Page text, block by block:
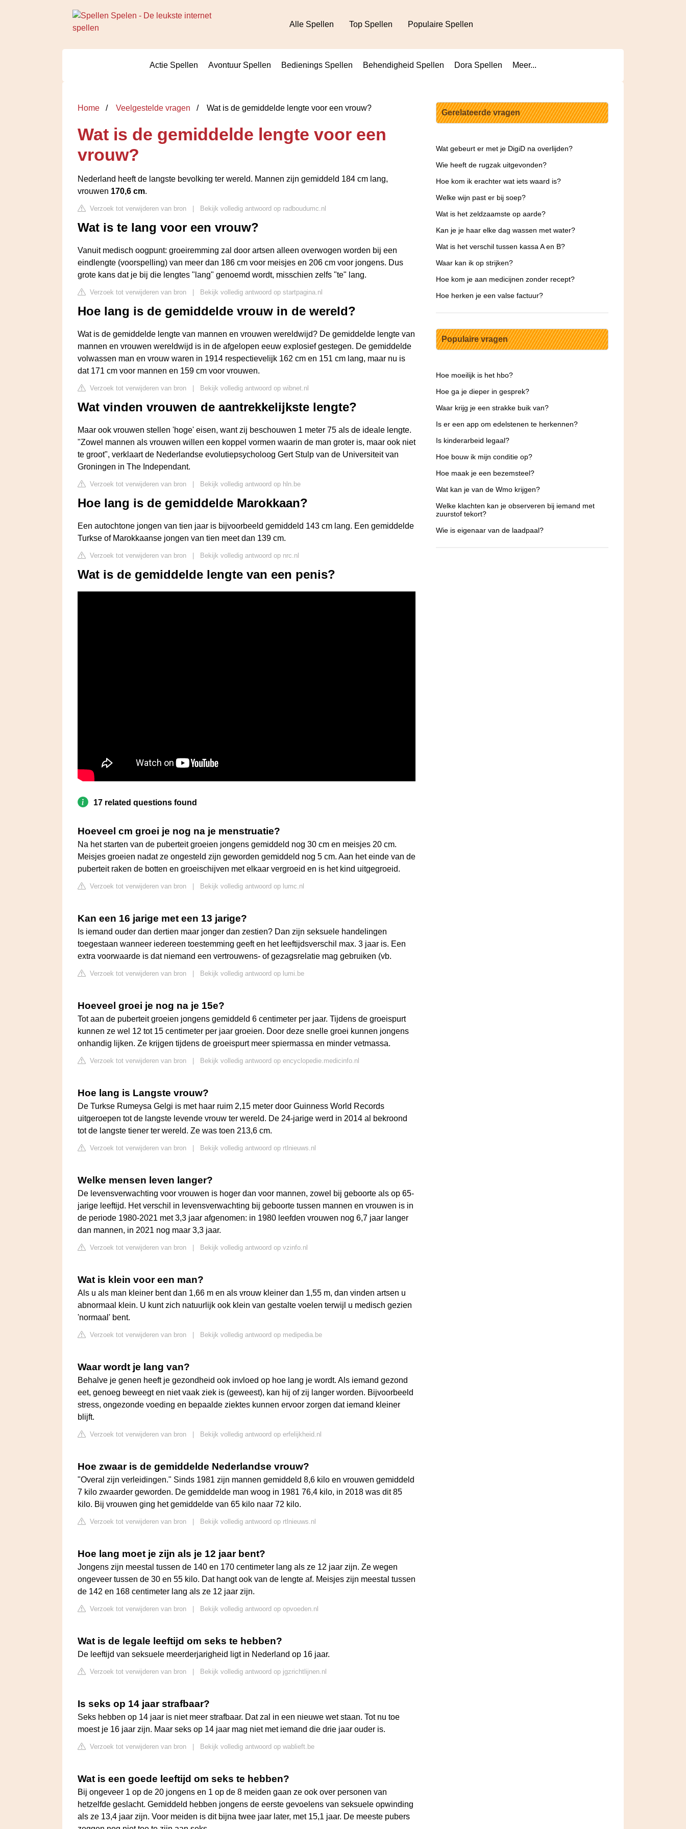
Alle Spellen Top Spellen Populaire Spellen
Actie Spellen Avontuur Spellen Bedienings Spellen Behendigheid Spellen Dora Spellen Meer...
Home Veelgestelde vragen Wat is de gemiddelde lengte voor een vrouw?
Wat is de gemiddelde lengte voor een
vrouw?
Nederland heeft de langste bevolking ter wereld. Mannen zijn gemiddeld 184 cm lang,
vrouwen 170,6 cm.
Verzoek tot verwijderen van bron Bekijk volledig antwoord op radboudumc.nl
Wat is te lang voor een vrouw?
Vanuit medisch oogpunt: groeiremming zal door artsen alleen overwogen worden bij een
eindlengte (voorspelling) van meer dan 186 cm voor meisjes en 206 cm voor jongens. Dus
grote kans dat je bij die lengtes "lang" genoemd wordt, misschien zelfs "te" lang.
Verzoek tot verwijderen van bron Bekijk volledig antwoord op startpagina.nl
Hoe lang is de gemiddelde vrouw in de wereld?
Wat is de gemiddelde lengte van mannen en vrouwen wereldwijd? De gemiddelde lengte van
mannen en vrouwen wereldwijd is in de afgelopen eeuw explosief gestegen. De gemiddelde
volwassen man en vrouw waren in 1914 respectievelijk 162 cm en 151 cm lang, maar nu is
dat 171 cm voor mannen en 159 cm voor vrouwen.
Verzoek tot verwijderen van bron Bekijk volledig antwoord op wibnet.nl
Wat vinden vrouwen de aantrekkelijkste lengte?
Maar ook vrouwen stellen 'hoge' eisen, want zij beschouwen 1 meter 75 als de ideale lengte.
"Zowel mannen als vrouwen willen een koppel vormen waarin de man groter is, maar ook niet
te groot", verklaart de Nederlandse evolutiepsycholoog Gert Stulp van de Universiteit van
Groningen in The Independant.
Verzoek tot verwijderen van bron Bekijk volledig antwoord op hln.be
Hoe lang is de gemiddelde Marokkaan?
Een autochtone jongen van tien jaar is bijvoorbeeld gemiddeld 143 cm lang. Een gemiddelde
Turkse of Marokkaanse jongen van tien meet dan 139 cm.
Verzoek tot verwijderen van bron Bekijk volledig antwoord op nrc.nl
Wat is de gemiddelde lengte van een penis?
17 related questions found
Hoeveel cm groei je nog na je menstruatie?
Na het starten van de puberteit groeien jongens gemiddeld nog 30 cm en meisjes 20 cm.
Meisjes groeien nadat ze ongesteld zijn geworden gemiddeld nog 5 cm. Aan het einde van de
puberteit raken de botten en groeischijven met elkaar vergroeid en is het kind uitgegroeid.
Verzoek tot verwijderen van bron Bekijk volledig antwoord op lumc.nl
Kan een 16 jarige met een 13 jarige?
Is iemand ouder dan dertien maar jonger dan zestien? Dan zijn seksuele handelingen
toegestaan wanneer iedereen toestemming geeft en het leeftijdsverschil max. 3 jaar is. Een
extra voorwaarde is dat niemand een vertrouwens- of gezagsrelatie mag gebruiken (vb.
Verzoek tot verwijderen van bron Bekijk volledig antwoord op lumi.be
Hoeveel groei je nog na je 15e?
Tot aan de puberteit groeien jongens gemiddeld 6 centimeter per jaar. Tijdens de groeispurt
kunnen ze wel 12 tot 15 centimeter per jaar groeien. Door deze snelle groei kunnen jongens
onhandig lijken. Ze krijgen tijdens de groeispurt meer spiermassa en minder vetmassa.
Verzoek tot verwijderen van bron Bekijk volledig antwoord op encyclopedie.medicinfo.nl
Hoe lang is Langste vrouw?
De Turkse Rumeysa Gelgi is met haar ruim 2,15 meter door Guinness World Records
uitgeroepen tot de langste levende vrouw ter wereld. De 24-jarige werd in 2014 al bekroond
tot de langste tiener ter wereld. Ze was toen 213,6 cm.
Verzoek tot verwijderen van bron Bekijk volledig antwoord op rtlnieuws.nl
Welke mensen leven langer?
De levensverwachting voor vrouwen is hoger dan voor mannen, zowel bij geboorte als op 65-
jarige leeftijd. Het verschil in levensverwachting bij geboorte tussen mannen en vrouwen is in
de periode 1980-2021 met 3,3 jaar afgenomen: in 1980 leefden vrouwen nog 6,7 jaar langer
dan mannen, in 2021 nog maar 3,3 jaar.
Verzoek tot verwijderen van bron Bekijk volledig antwoord op vzinfo.nl
Wat is klein voor een man?
Als u als man kleiner bent dan 1,66 m en als vrouw kleiner dan 1,55 m, dan vinden artsen u
abnormaal klein. U kunt zich natuurlijk ook klein van gestalte voelen terwijl u medisch gezien
'normaal' bent.
Verzoek tot verwijderen van bron Bekijk volledig antwoord op medipedia.be
Waar wordt je lang van?
Behalve je genen heeft je gezondheid ook invloed op hoe lang je wordt. Als iemand gezond
eet, genoeg beweegt en niet vaak ziek is (geweest), kan hij of zij langer worden. Bijvoorbeeld
stress, ongezonde voeding en bepaalde ziektes kunnen ervoor zorgen dat iemand kleiner
blijft.
Verzoek tot verwijderen van bron Bekijk volledig antwoord op erfelijkheid.nl
Hoe zwaar is de gemiddelde Nederlandse vrouw?
"Overal zijn verleidingen." Sinds 1981 zijn mannen gemiddeld 8,6 kilo en vrouwen gemiddeld
7 kilo zwaarder geworden. De gemiddelde man woog in 1981 76,4 kilo, in 2018 was dit 85
kilo. Bij vrouwen ging het gemiddelde van 65 kilo naar 72 kilo.
Verzoek tot verwijderen van bron Bekijk volledig antwoord op rtlnieuws.nl
Hoe lang moet je zijn als je 12 jaar bent?
Jongens zijn meestal tussen de 140 en 170 centimeter lang als ze 12 jaar zijn. Ze wegen
ongeveer tussen de 30 en 55 kilo. Dat hangt ook van de lengte af. Meisjes zijn meestal tussen
de 142 en 168 centimeter lang als ze 12 jaar zijn.
Verzoek tot verwijderen van bron Bekijk volledig antwoord op opvoeden.nl
Wat is de legale leeftijd om seks te hebben?
De leeftijd van seksuele meerderjarigheid ligt in Nederland op 16 jaar.
Verzoek tot verwijderen van bron Bekijk volledig antwoord op jgzrichtlijnen.nl
Is seks op 14 jaar strafbaar?
Seks hebben op 14 jaar is niet meer strafbaar. Dat zal in een nieuwe wet staan. Tot nu toe
moest je 16 jaar zijn. Maar seks op 14 jaar mag niet met iemand die drie jaar ouder is.
Verzoek tot verwijderen van bron Bekijk volledig antwoord op wablieft.be
Wat is een goede leeftijd om seks te hebben?
Bij ongeveer 1 op de 20 jongens en 1 op de 8 meiden gaan ze ook over personen van
hetzelfde geslacht. Gemiddeld hebben jongens de eerste gevoelens van seksuele opwinding
als ze 13,4 jaar zijn. Voor meiden is dit bijna twee jaar later, met 15,1 jaar. De meeste pubers
Gerelateerde vragen
Wat gebeurt er met je DigiD na overlijden?
Wie heeft de rugzak uitgevonden?
Hoe kom ik erachter wat iets waard is?
Welke wijn past er bij soep?
Wat is het zeldzaamste op aarde?
Kan je je haar elke dag wassen met water?
Wat is het verschil tussen kassa A en B?
Waar kan ik op strijken?
Hoe kom je aan medicijnen zonder recept?
Hoe herken je een valse factuur?
Populaire vragen
Hoe moeilijk is het hbo?
Hoe ga je dieper in gesprek?
Waar krijg je een strakke buik van?
Is er een app om edelstenen te herkennen?
Is kinderarbeid legaal?
Hoe bouw ik mijn conditie op?
Hoe maak je een bezemsteel?
Wat kan je van de Wmo krijgen?
Welke klachten kan je observeren bij iemand met
zuurstof tekort?
Wie is eigenaar van de laadpaal?